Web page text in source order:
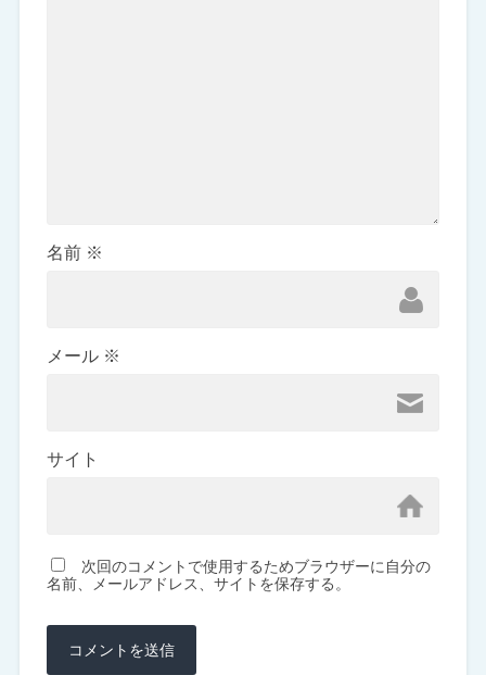
名前 ※
メール ※
サイト
次回のコメントで使用するためブラウザーに自分の
名前、メールアドレス、サイトを保存する。